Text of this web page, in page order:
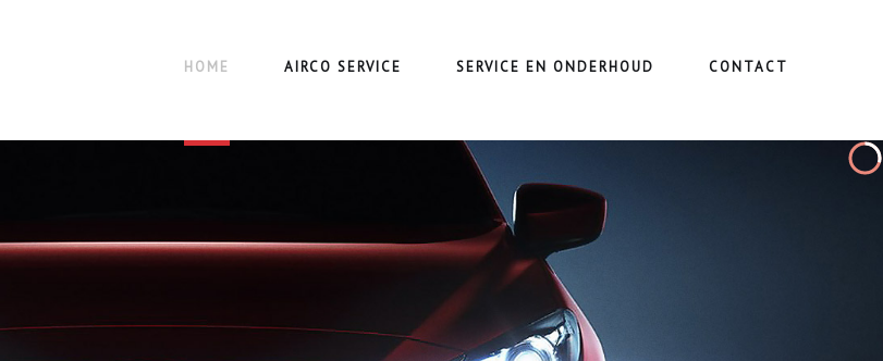
HOME AIRCO SERVICE SERVICE EN ONDERHOUD CONTACT